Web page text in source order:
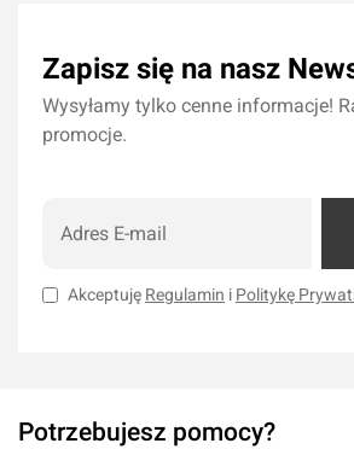
Zapisz się na nasz
Wysyłamy tylko cenne informacje!
promocje.
Akceptuję Regulamin i Politykę
Potrzebujesz pomocy?